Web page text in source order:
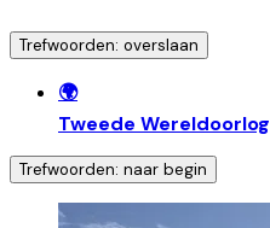
Trefwoorden: overslaan
🌍
Tweede Wereldoorlog
Trefwoorden: naar begin